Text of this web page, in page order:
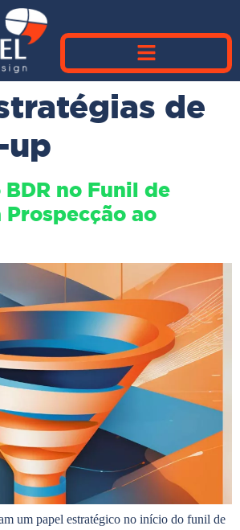
de
no Funil de
Prospecção ao
um papel estratégico no início do funil de